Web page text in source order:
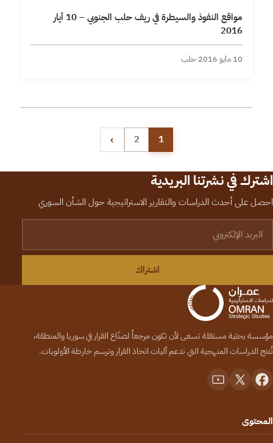
مواقع النفوذ والسيطرة في ريف حلب الجنوبي – 10 أيار
2016
10 مايو 2016 ·حلب
تعدد صفحات المقالات
1
2
›
اشترك في نشرتنا البريدية
احصل على أحدث الدراسات والتقارير الاستراتيجية حول الشأن السوري
اشتراك
مؤسسة بحثية مستقلة تسعى لأن تكون مرجعاً لصنّاع القرار في سوريا والمنطقة،
تُنتج الدراسات المنهجية التي تدعم آليات اتخاذ القرار وترسم خارطة الأولويات.
المحتوى